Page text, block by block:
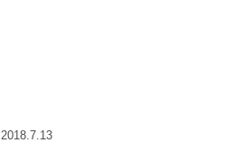
2018.7.13